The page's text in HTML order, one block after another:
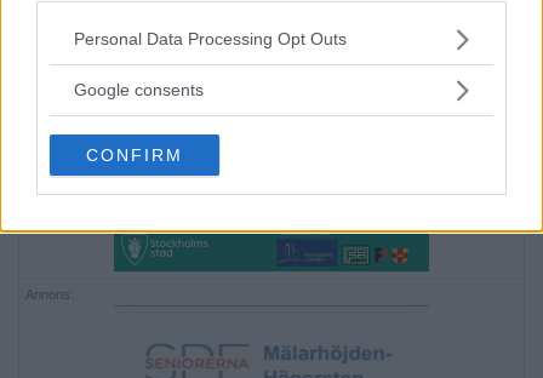
Please note that this website/app uses one or more Google
not limited to your visit or usage behaviour. You may click to
use your data for below specified purposes in below Google
consent section.
Personal Data Processing Opt Outs
Google consents
CONFIRM
Annons: